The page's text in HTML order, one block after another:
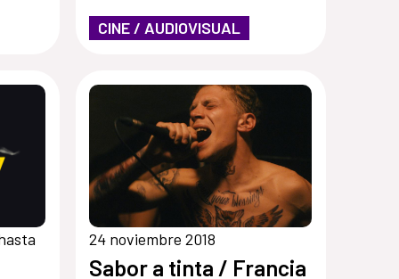
CINE / AUDIOVISUAL
24 noviembre 2018
Sabor a tinta / Francia